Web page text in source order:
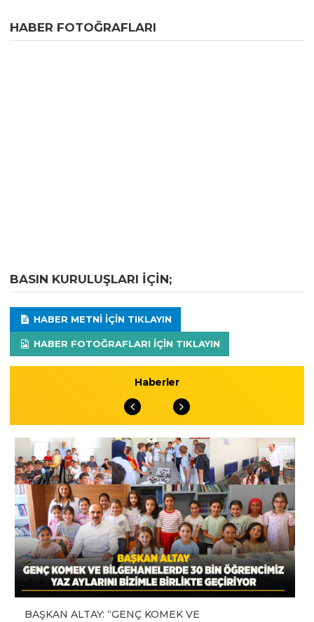
HABER FOTOĞRAFLARI
BASIN KURULUŞLARI IÇIN;
HABER METNI IÇIN TIKLAYIN
HABER FOTOĞRAFLARI IÇIN TIKLAYIN
Haberler
BAŞKAN ALTAY: “GENÇ KOMEK VE